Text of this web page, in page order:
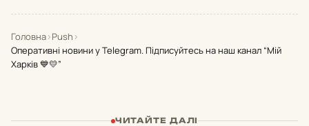
Головна›Push ›
Оперативні новини у Telegram. Підписуйтесь на наш канал “Мій
Харків 💙💛”
ЧИТАЙТЕ ДАЛІ